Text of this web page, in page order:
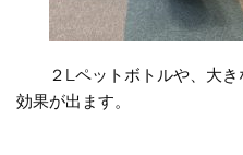
２Lペットボトルや、大き
効果が出ます。